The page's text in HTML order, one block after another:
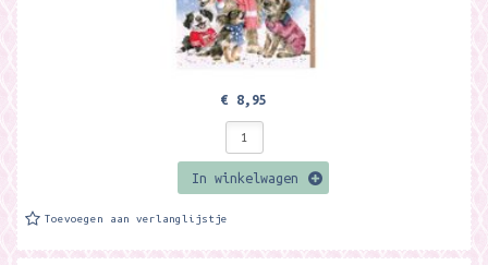
€ 8,95
In winkelwagen
Toevoegen aan verlanglijstje